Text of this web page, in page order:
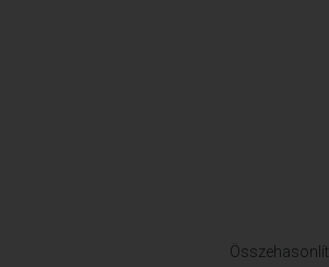
Összehasonlít